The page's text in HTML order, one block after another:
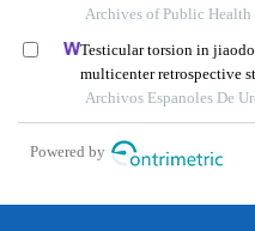
common conditions in
Archives of Public Health
Testicular torsion in
multicenter retrospective
Archivos Espanoles De
Powered by